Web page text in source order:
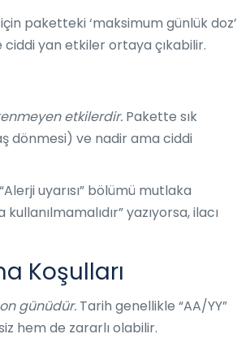
paketteki ‘maksimum günlük doz’
ciddi yan etkiler ortaya çıkabilir.
etkilerdir. Pakette sık
dönmesi) ve nadir ama ciddi
uyarısı” bölümü mutlaka
yazıyorsa, ilacı
Koşulları
günüdür. Tarih genellikle “AA/YY”
hem de zararlı olabilir.